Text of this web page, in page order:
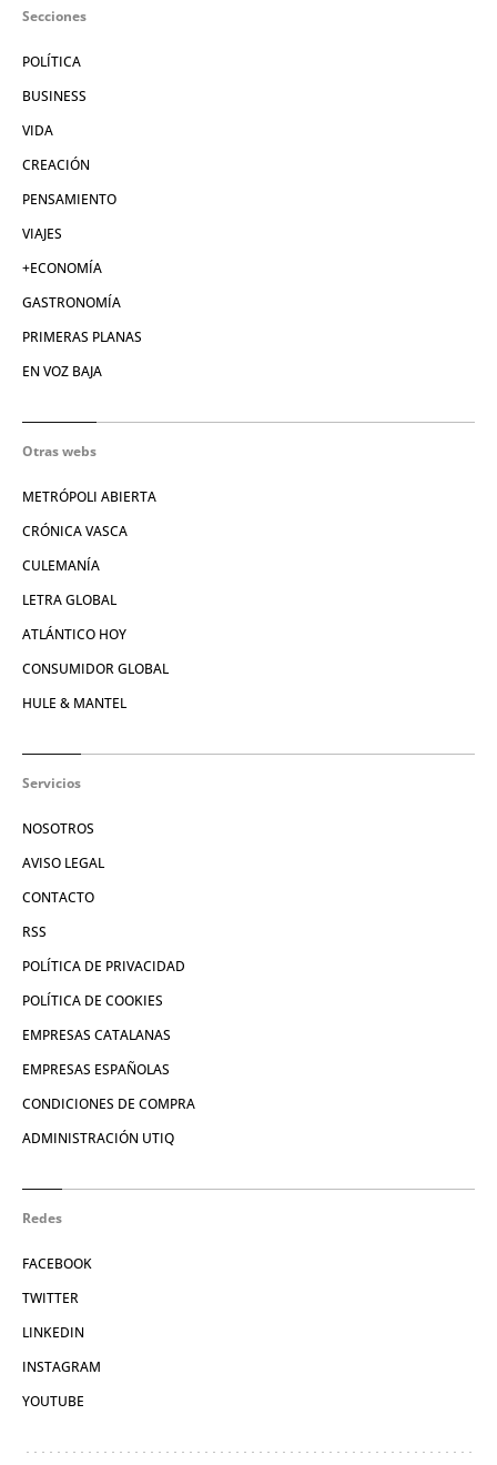
Secciones
POLÍTICA
BUSINESS
VIDA
CREACIÓN
PENSAMIENTO
VIAJES
+ECONOMÍA
GASTRONOMÍA
PRIMERAS PLANAS
EN VOZ BAJA
Otras webs
METRÓPOLI ABIERTA
CRÓNICA VASCA
CULEMANÍA
LETRA GLOBAL
ATLÁNTICO HOY
CONSUMIDOR GLOBAL
HULE & MANTEL
Servicios
NOSOTROS
AVISO LEGAL
CONTACTO
RSS
POLÍTICA DE PRIVACIDAD
POLÍTICA DE COOKIES
EMPRESAS CATALANAS
EMPRESAS ESPAÑOLAS
CONDICIONES DE COMPRA
ADMINISTRACIÓN UTIQ
Redes
FACEBOOK
TWITTER
LINKEDIN
INSTAGRAM
YOUTUBE